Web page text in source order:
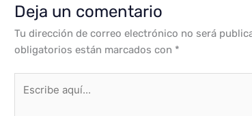
Deja un comentario
Tu dirección de correo electrónico no será
obligatorios están marcados con *
aquí...